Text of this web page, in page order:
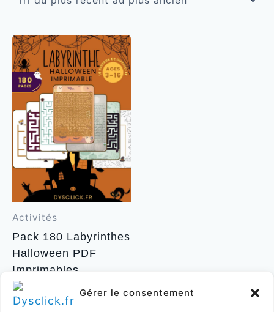
Gérer le consentement
Activités
Pack 180 Labyrinthes
Halloween PDF
Imprimables
6,80